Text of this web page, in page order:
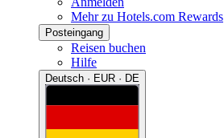
Mehr zu Hotels.com Rewards
Posteingang
Reisen buchen
Hilfe
Deutsch · EUR · DE